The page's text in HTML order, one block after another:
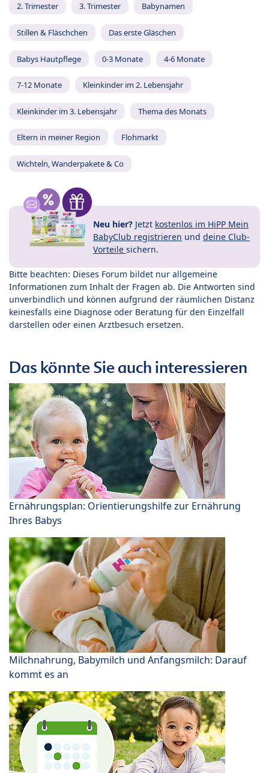
2. Trimester 3. Trimester Babynamen
Stillen & Fläschchen Das erste Gläschen
Babys Hautpflege 0-3 Monate 4-6 Monate
7-12 Monate Kleinkinder im 2. Lebensjahr
Kleinkinder im 3. Lebensjahr Thema des Monats
Eltern in meiner Region Flohmarkt
Wichteln, Wanderpakete & Co
Neu hier? Jetzt kostenlos im HiPP Mein
BabyClub registrieren und deine Club-
Vorteile sichern.
Bitte beachten: Dieses Forum bildet nur allgemeine
Informationen zum Inhalt der Fragen ab. Die Antworten sind
unverbindlich und können aufgrund der räumlichen Distanz
keinesfalls eine Diagnose oder Beratung für den Einzelfall
darstellen oder einen Arztbesuch ersetzen.
Das könnte Sie auch interessieren
Ernährungsplan: Orientierungshilfe zur Ernährung
Ihres Babys
Milchnahrung, Babymilch und Anfangsmilch: Darauf
kommt es an